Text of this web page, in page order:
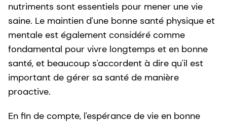
nutriments sont essentiels pour mener une vie
saine. Le maintien d'une bonne santé physique et
mentale est également considéré comme
fondamental pour vivre longtemps et en bonne
santé, et beaucoup s'accordent à dire qu'il est
important de gérer sa santé de manière
proactive.
En fin de compte, l'espérance de vie en bonne